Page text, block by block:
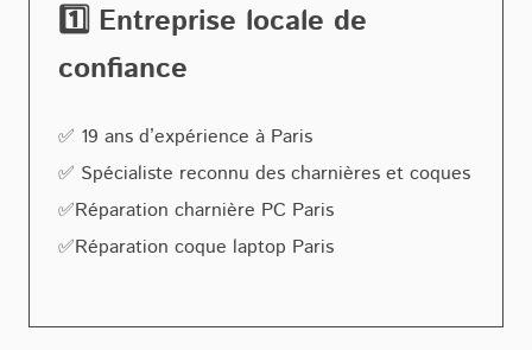
1️⃣ Entreprise locale de
confiance
✅ 19 ans d’expérience à Paris
✅ Spécialiste reconnu des charnières et coques
✅Réparation charnière PC Paris
✅Réparation coque laptop Paris